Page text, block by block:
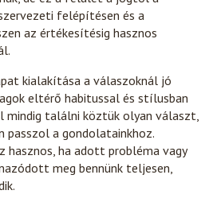
felépítésen és a
az értékesítésig hasznos
kialakítása a válaszoknál jó
eltérő habitussal és stílusban
mindig találni köztük olyan választ,
passzol a gondolatainkhoz.
hasznos, ha adott probléma vagy
meg bennünk teljesen,